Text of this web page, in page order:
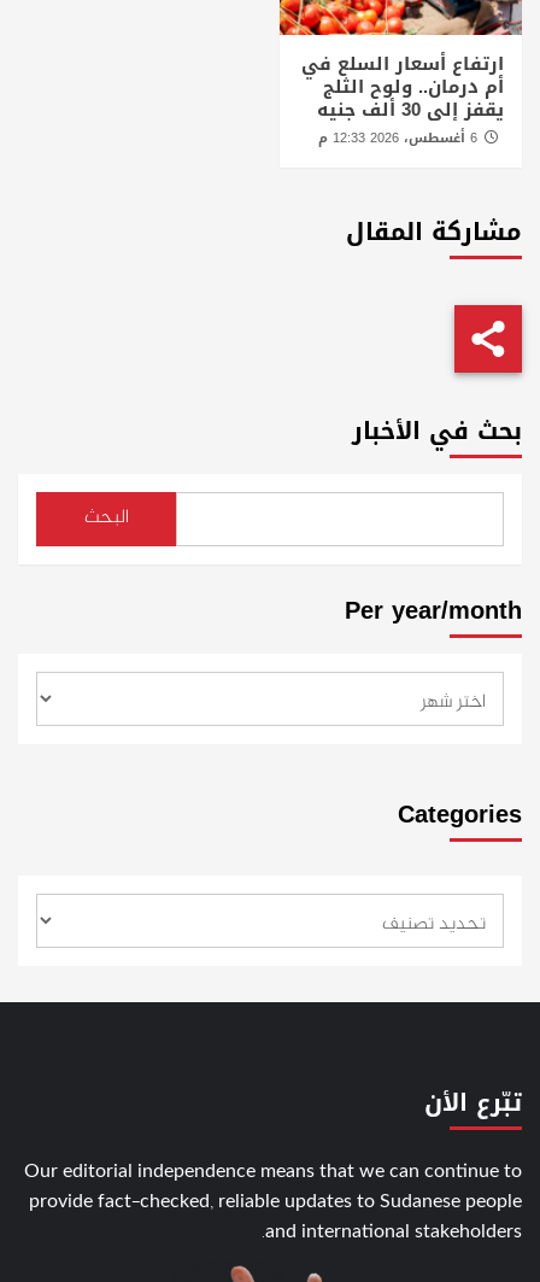
ارتفاع أسعار السلع في
أم درمان.. ولوح الثلج
يقفز إلى 30 ألف جنيه
مشاركة المقال
بحث في الأخبار
البحث
Per year/month
Categories
تبّرع الأن
Our editorial independence means that we can continue to
provide fact-checked, reliable updates to Sudanese people
and international stakeholders.